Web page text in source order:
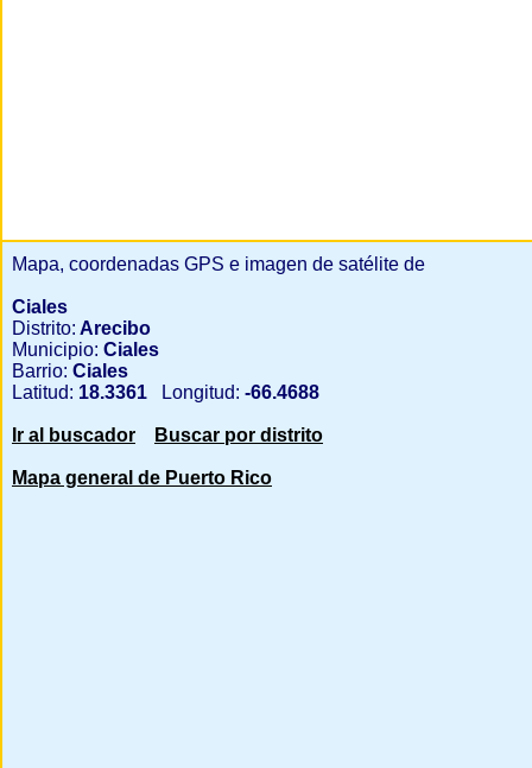
Mapa, coordenadas GPS e imagen de satélite de
Ciales
Distrito: Arecibo
Municipio: Ciales
Barrio: Ciales
Latitud: 18.3361 Longitud: -66.4688
Ir al buscador Buscar por distrito
Mapa general de Puerto Rico